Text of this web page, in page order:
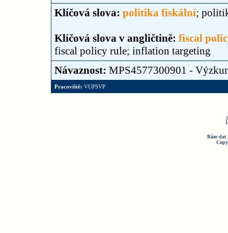
Klíčová slova: politika fiskální;
Klíčová slova v angličtině: fiscal
fiscal policy rule; inflation targeting
Návaznost: MPS4577300901 -
Pracoviště: VUPSVP
Báze dat